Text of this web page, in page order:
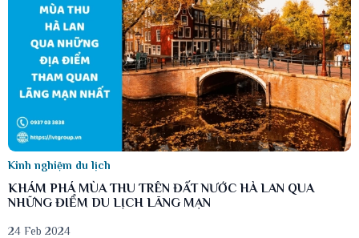
Kinh nghiệm du lịch
KHÁM PHÁ MÙA THU TRÊN ĐẤT NƯỚC HÀ LAN QUA
NHỮNG ĐIỂM DU LỊCH LÃNG MẠN
24 Feb 2024